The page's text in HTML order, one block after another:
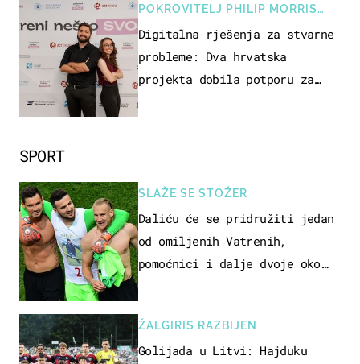
SPORT
SLAŽE SE STOŽER
Daliću će se pridružiti jedan
od omiljenih Vatrenih,
pomoćnici i dalje dvoje oko
ŽALGIRIS RAZBIJEN
Golijada u Litvi: Hajduku
POKROVITELJ PHILIP MORRIS
ZAGREB
Digitalna rješenja za stvarne
probleme: Dva hrvatska
projekta dobila potporu za